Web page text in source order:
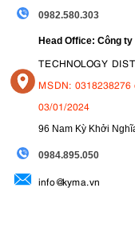
0982.580.303
Head Office: Công ty
TECHNOLOGY
MSDN:
03/01/2024
96 Nam Kỳ Khởi
0984.895.050
info@kyma.vn